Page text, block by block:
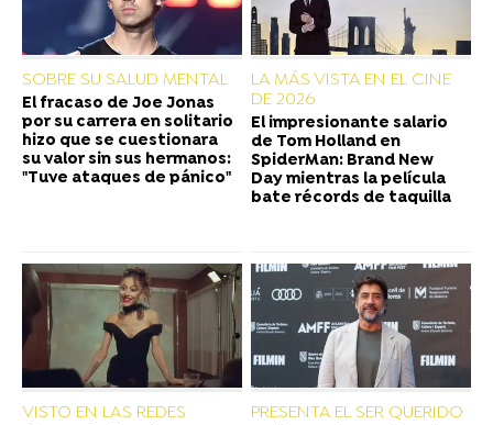
SOBRE SU SALUD MENTAL
El fracaso de Joe Jonas
por su carrera en solitario
hizo que se cuestionara
su valor sin sus hermanos:
"Tuve ataques de pánico"
LA MÁS VISTA EN EL CINE
DE 2026
El impresionante salario
de Tom Holland en
SpiderMan: Brand New
Day mientras la película
bate récords de taquilla
VISTO EN LAS REDES PRESENTA EL SER QUERIDO